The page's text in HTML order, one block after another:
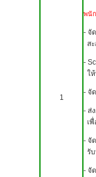
1
พนั
- จั
ส
-
ใ
- จั
- ส่
เ
- จั
รั
- จั